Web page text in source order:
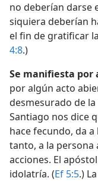
no deberían darse
siquiera deberían
el fin de gratificar
4:8.)
Se manifiesta por
por algún acto
desmesurado de
Santiago nos dice
hace fecundo, da a
tanto, a la persona
acciones. El
idolatría. (Ef 5:5.)